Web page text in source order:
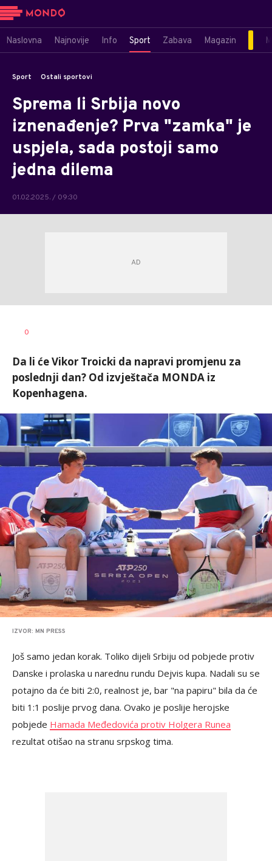
Naslovna Najnovije Info Sport Zabava Magazin
Sport Ostali sportovi
Sprema li Srbija novo
iznenađenje? Prva "zamka" je
uspjela, sada postoji samo
jedna dilema
01.02.2025. / 09:30
AUTOR
0
Da li će Vikor Troicki da napravi promjenu za
poslednji dan? Od izvještača MONDA iz
Kopenhagena.
IZVOR: MN PRESS
Još samo jedan korak. Toliko dijeli Srbiju od pobjede protiv
Danske i prolaska u narednu rundu Dejvis kupa. Nadali su se
potajno da će biti 2:0, realnost je, bar "na papiru" bila da će
biti 1:1 poslije prvog dana. Ovako je poslije herojske
pobjede Hamada Međedovića protiv Holgera Runea
rezultat otišao na stranu srpskog tima.